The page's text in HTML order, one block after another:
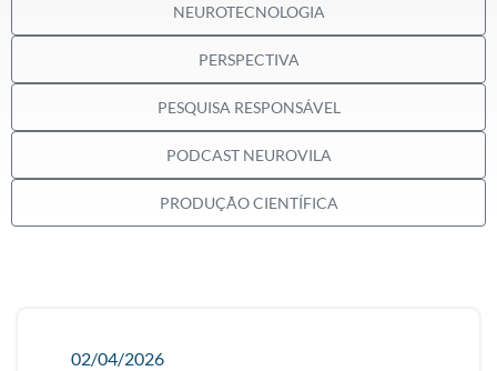
NEUROTECNOLOGIA
PERSPECTIVA
PESQUISA RESPONSÁVEL
PODCAST NEUROVILA
PRODUÇÃO CIENTÍFICA
02/04/2026